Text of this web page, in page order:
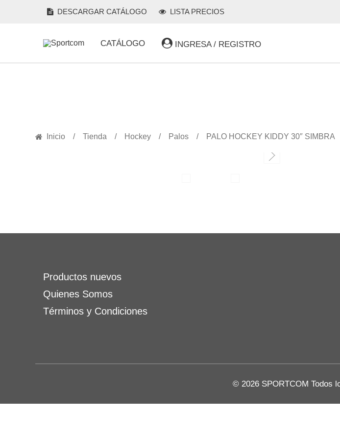
DESCARGAR CATÁLOGO LISTA PRECIOS
CATÁLOGO INGRESA / REGISTRO
Inicio Tienda Hockey Palos PALO HOCKEY KIDDY 30″ SIMBRA
Productos nuevos
Quienes Somos
Términos y Condiciones
© 2026 SPORTCOM Todos